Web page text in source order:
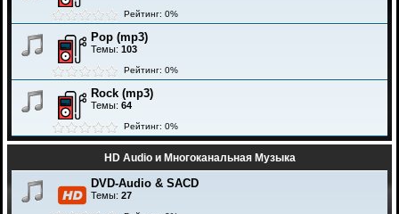
Рейтинг: 0%
Pop (mp3)
Темы: 103
Рейтинг: 0%
Rock (mp3)
Темы: 64
Рейтинг: 0%
HD Audio и Многоканальная Музыка
DVD-Audio & SACD
Темы: 27